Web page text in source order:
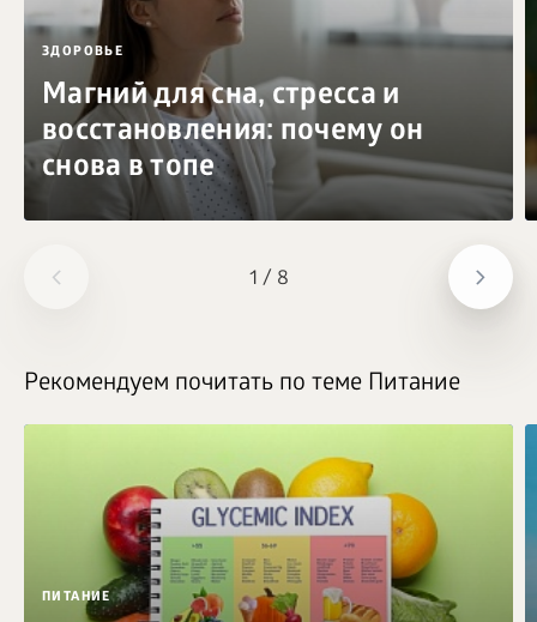
1 / 8
ЗДОРОВЬЕ
Магний для сна, стресса и
восстановления: почему он
снова в топе
Рекомендуем почитать по теме Питание
ПИТАНИЕ